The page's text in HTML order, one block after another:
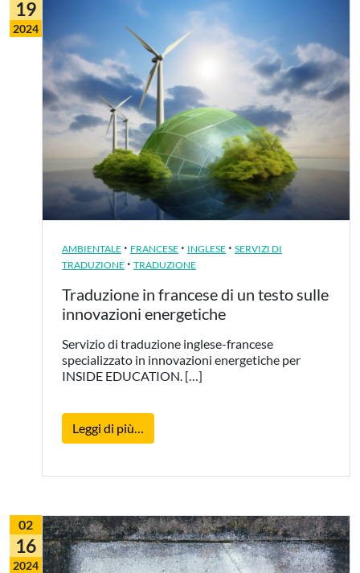
19
2024
AMBIENTALE · FRANCESE · INGLESE · SERVIZI DI
TRADUZIONE · TRADUZIONE
Traduzione in francese di un testo sulle
innovazioni energetiche
Servizio di traduzione inglese-francese
specializzato in innovazioni energetiche per
INSIDE EDUCATION. […]
Leggi di più…
02
16
2024